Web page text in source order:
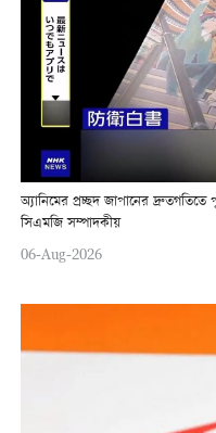
অ্যানিমের প্রচ্ছদ জাপানের
সিএমজি সম্পাদকীয়
06-Aug-2026